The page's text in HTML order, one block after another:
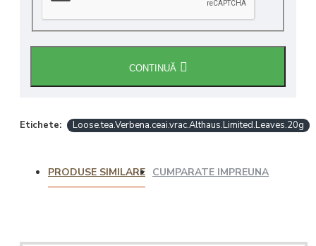
CONTINUĂ
Etichete: Loose.tea.Verbena.ceai.vrac.Althaus.Limited.Leaves.20g
PRODUSE SIMILARE CUMPARATE IMPREUNA